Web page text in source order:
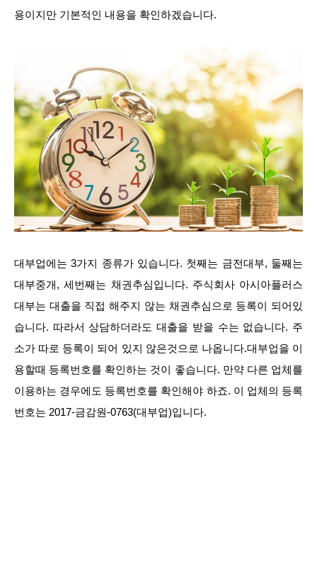
용이지만 기본적인 내용을 확인하겠습니다.
대부업에는 3가지 종류가 있습니다. 첫째는 금전대부, 둘째는
대부중개, 세번째는 채권추심입니다. 주식회사 아시아플러스
대부는 대출을 직접 해주지 않는 채권추심으로 등록이 되어있
습니다. 따라서 상담하더라도 대출을 받을 수는 없습니다. 주
소가 따로 등록이 되어 있지 않은것으로 나옵니다.대부업을 이
용할때 등록번호를 확인하는 것이 좋습니다. 만약 다른 업체를
이용하는 경우에도 등록번호를 확인해야 하죠. 이 업체의 등록
번호는 2017-금감원-0763(대부업)입니다.